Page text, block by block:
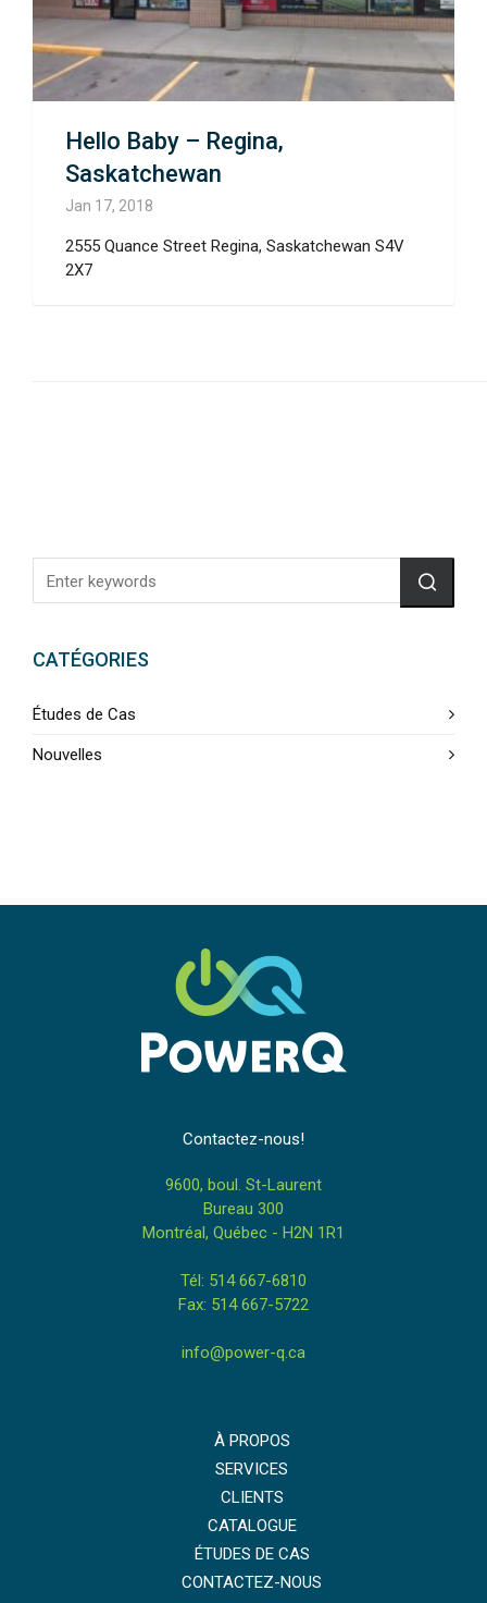
Hello Baby – Regina,
Saskatchewan
Jan 17, 2018
2555 Quance Street Regina, Saskatchewan S4V
2X7
CATÉGORIES
Études de Cas
Nouvelles
Contactez-nous!
9600, boul. St-Laurent
Bureau 300
Montréal, Québec - H2N 1R1
Tél: 514 667-6810
Fax: 514 667-5722
info@power-q.ca
À PROPOS
SERVICES
CLIENTS
CATALOGUE
ÉTUDES DE CAS
CONTACTEZ-NOUS